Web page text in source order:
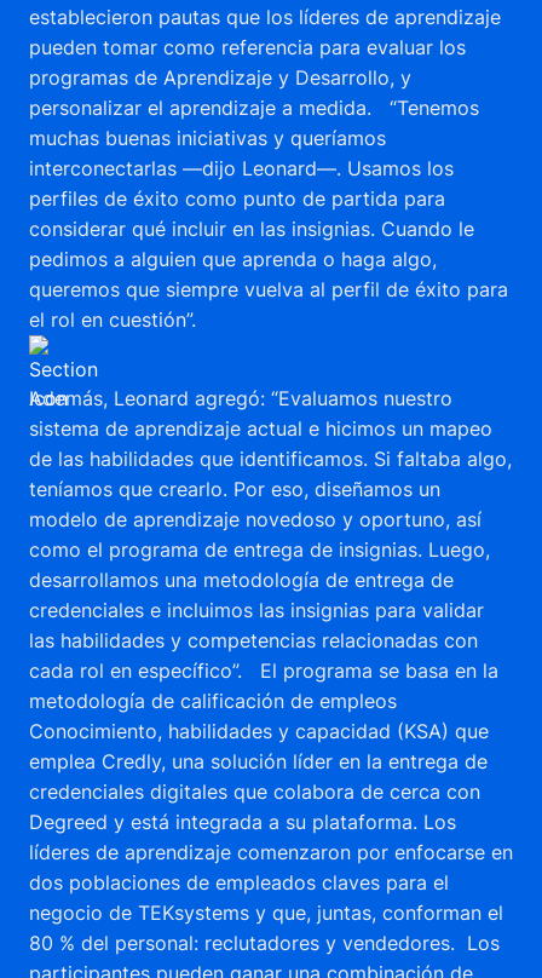
establecieron pautas que los líderes de aprendizaje
pueden tomar como referencia para evaluar los
programas de Aprendizaje y Desarrollo, y
personalizar el aprendizaje a medida. “Tenemos
muchas buenas iniciativas y queríamos
interconectarlas —dijo Leonard—. Usamos los
perfiles de éxito como punto de partida para
considerar qué incluir en las insignias. Cuando le
pedimos a alguien que aprenda o haga algo,
queremos que siempre vuelva al perfil de éxito para
el rol en cuestión”.
Además, Leonard agregó: “Evaluamos nuestro
sistema de aprendizaje actual e hicimos un mapeo
de las habilidades que identificamos. Si faltaba algo,
teníamos que crearlo. Por eso, diseñamos un
modelo de aprendizaje novedoso y oportuno, así
como el programa de entrega de insignias. Luego,
desarrollamos una metodología de entrega de
credenciales e incluimos las insignias para validar
las habilidades y competencias relacionadas con
cada rol en específico”. El programa se basa en la
metodología de calificación de empleos
Conocimiento, habilidades y capacidad (KSA) que
emplea Credly, una solución líder en la entrega de
credenciales digitales que colabora de cerca con
Degreed y está integrada a su plataforma. Los
líderes de aprendizaje comenzaron por enfocarse en
dos poblaciones de empleados claves para el
negocio de TEKsystems y que, juntas, conforman el
80 % del personal: reclutadores y vendedores. Los
participantes pueden ganar una combinación de